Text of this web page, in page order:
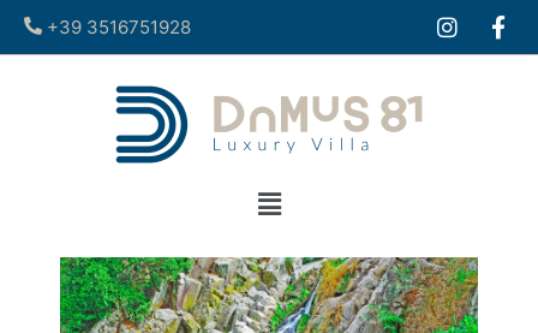
+39 3516751928​